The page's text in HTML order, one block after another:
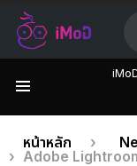
เรื่อง
คุณอยู่ที่นี่:
หน้าหลัก
Adobe